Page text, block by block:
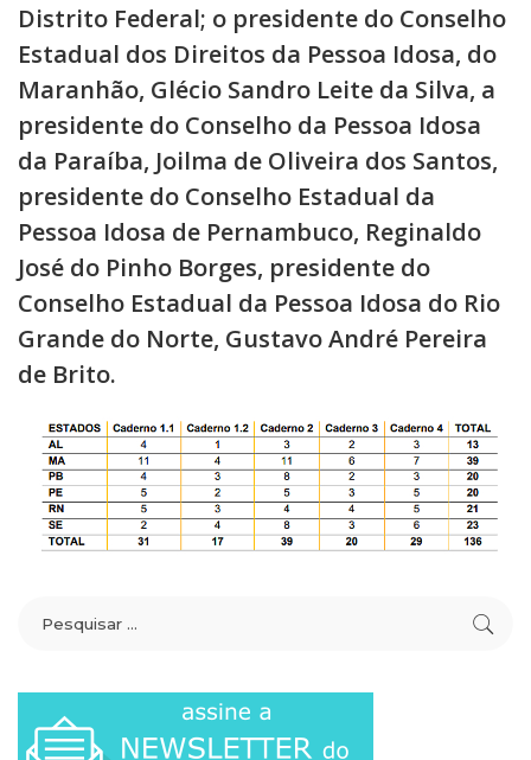
Distrito Federal; o presidente do Conselho
Estadual dos Direitos da Pessoa Idosa, do
Maranhão, Glécio Sandro Leite da Silva, a
presidente do Conselho da Pessoa Idosa
da Paraíba, Joilma de Oliveira dos Santos,
presidente do Conselho Estadual da
Pessoa Idosa de Pernambuco, Reginaldo
José do Pinho Borges, presidente do
Conselho Estadual da Pessoa Idosa do Rio
Grande do Norte, Gustavo André Pereira
de Brito.